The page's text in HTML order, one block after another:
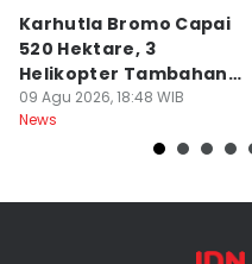
Karhutla Bromo Capai
520 Hektare, 3
Helikopter Tambahan
Diterjunkan
09 Agu 2026, 18:48 WIB
News